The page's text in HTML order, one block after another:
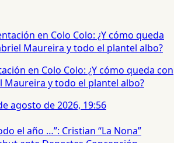
en Colo Colo: ¿Y cómo queda con
Maureira y todo el plantel albo?
agosto de 2026, 19:56